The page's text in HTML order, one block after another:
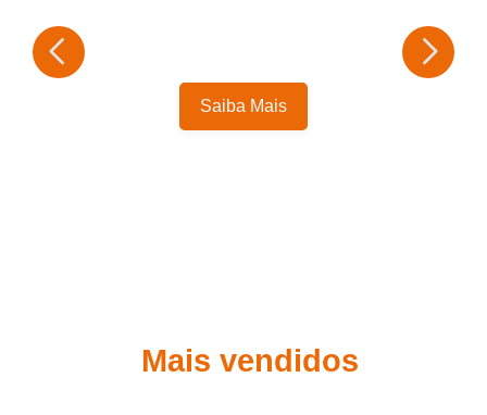
Saiba Mais
Mais vendidos